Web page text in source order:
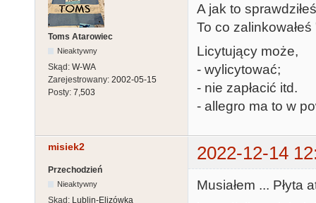
Toms Atarowiec
Nieaktywny
Skąd: W-WA
Zarejestrowany: 2002-05-15
Posty: 7,503
A jak to
To co
Licytujący może,
- wylicytować;
- nie zapłacić itd.
- allegro ma to w
misiek2 2022-12-14
Przechodzień
Nieaktywny
Skąd: Lublin-Elizówka
Musiałem ... Płyta